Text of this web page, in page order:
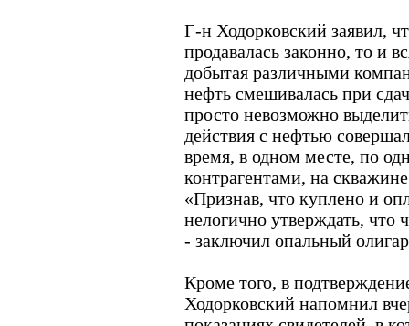
Г-н Ходорковский заявил,
продавалась законно, то и
добытая различными
нефть смешивалась при
просто невозможно
действия с нефтью
время, в одном месте, по
контрагентами, на
«Признав, что куплено и
нелогично утверждать, что
- заключил опальный
Кроме того, в
Ходорковский напомнил